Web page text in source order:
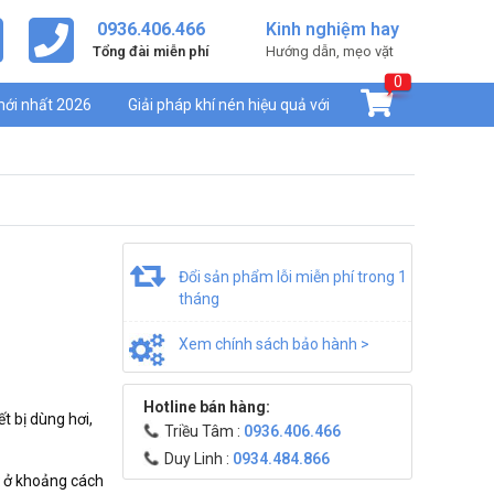
Kinh nghiệm hay
Hướng dẫn, mẹo vặt
0936.406.466
Tổng đài miễn phí
nhất 2026 Giải pháp khí nén hiệu quả với
0
bị dùng hơi,
khoảng cách
Đổi sản phẩm lỗi miễn phí trong 1
tháng
Xem chính sách bảo hành >
Hotline bán hàng:
Triều Tâm : 0936.406.466
Duy Linh : 0934.484.866